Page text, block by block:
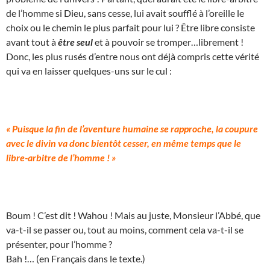
de l’homme si Dieu, sans cesse, lui avait soufflé à l’oreille le
choix ou le chemin le plus parfait pour lui ? Être libre consiste
avant tout àêtre seulet à pouvoir se tromper…librement !
Donc, les plus rusés d’entre nous ont déjà compris cette vérité
qui va en laisser quelques-uns sur le cul :
« Puisque la fin de l’aventure humaine se rapproche, la coupure
avec le divin va donc bientôt cesser, en même temps que le
libre-arbitre de l’homme ! »
Boum ! C’est dit ! Wahou ! Mais au juste, Monsieur l’Abbé, que
va-t-il se passer ou, tout au moins, comment cela va-t-il se
présenter, pour l’homme ?
Bah !… (en Français dans le texte.)